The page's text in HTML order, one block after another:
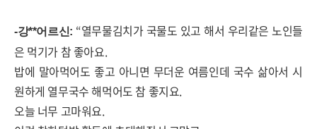
-강**어르신: “열무물김치가 국물도 있고 해서 우리같은 노인들
은 먹기가 참 좋아요.
밥에 말아먹어도 좋고 아니면 무더운 여름인데 국수 삶아서 시
원하게 열무국수 해먹어도 참 좋지요.
오늘 너무 고마워요.